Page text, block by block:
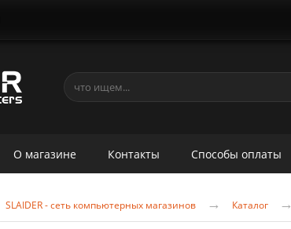
О магазине Контакты Способы оплаты
SLAIDER - сеть компьютерных магазинов → Каталог →